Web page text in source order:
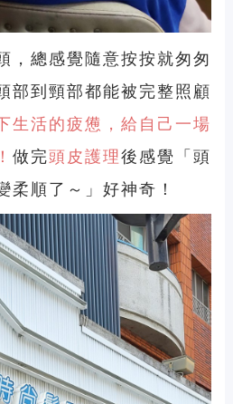
，總感覺隨意按按就匆匆
部到頸部都能被完整照顧
生活的疲憊，給自己一場
做完頭皮護理後感覺「頭
柔順了～」好神奇！